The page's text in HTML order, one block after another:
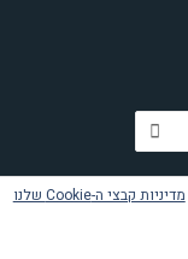
מדיניות קבצי ה-Cookie שלנו